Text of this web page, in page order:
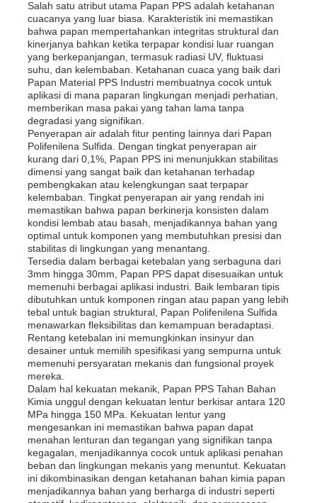
Wisata pabrik
Kontrol kualitas
Hubungi kami
Berita
Semua Kasus
Quote request suatu
Papan plastik pp
Papan Iklan PP
Lembar plastik PP
PPS Board
Lembar polipropilena tahan api
Salah satu atribut utama Papan PPS adalah ketahanan
cuacanya yang luar biasa. Karakteristik ini memastikan
bahwa papan mempertahankan integritas struktural dan
kinerjanya bahkan ketika terpapar kondisi luar ruangan
yang berkepanjangan, termasuk radiasi UV, fluktuasi
suhu, dan kelembaban. Ketahanan cuaca yang baik dari
Papan Material PPS Industri membuatnya cocok untuk
aplikasi di mana paparan lingkungan menjadi perhatian,
memberikan masa pakai yang tahan lama tanpa
degradasi yang signifikan.
Penyerapan air adalah fitur penting lainnya dari Papan
Polifenilena Sulfida. Dengan tingkat penyerapan air
kurang dari 0,1%, Papan PPS ini menunjukkan stabilitas
dimensi yang sangat baik dan ketahanan terhadap
pembengkakan atau kelengkungan saat terpapar
kelembaban. Tingkat penyerapan air yang rendah ini
memastikan bahwa papan berkinerja konsisten dalam
kondisi lembab atau basah, menjadikannya bahan yang
optimal untuk komponen yang membutuhkan presisi dan
stabilitas di lingkungan yang menantang.
Tersedia dalam berbagai ketebalan yang serbaguna dari
3mm hingga 30mm, Papan PPS dapat disesuaikan untuk
memenuhi berbagai aplikasi industri. Baik lembaran tipis
dibutuhkan untuk komponen ringan atau papan yang lebih
tebal untuk bagian struktural, Papan Polifenilena Sulfida
menawarkan fleksibilitas dan kemampuan beradaptasi.
Rentang ketebalan ini memungkinkan insinyur dan
desainer untuk memilih spesifikasi yang sempurna untuk
memenuhi persyaratan mekanis dan fungsional proyek
mereka.
Dalam hal kekuatan mekanik, Papan PPS Tahan Bahan
Kimia unggul dengan kekuatan lentur berkisar antara 120
MPa hingga 150 MPa. Kekuatan lentur yang
mengesankan ini memastikan bahwa papan dapat
menahan lenturan dan tegangan yang signifikan tanpa
kegagalan, menjadikannya cocok untuk aplikasi penahan
beban dan lingkungan mekanis yang menuntut. Kekuatan
ini dikombinasikan dengan ketahanan bahan kimia papan
menjadikannya bahan yang berharga di industri seperti